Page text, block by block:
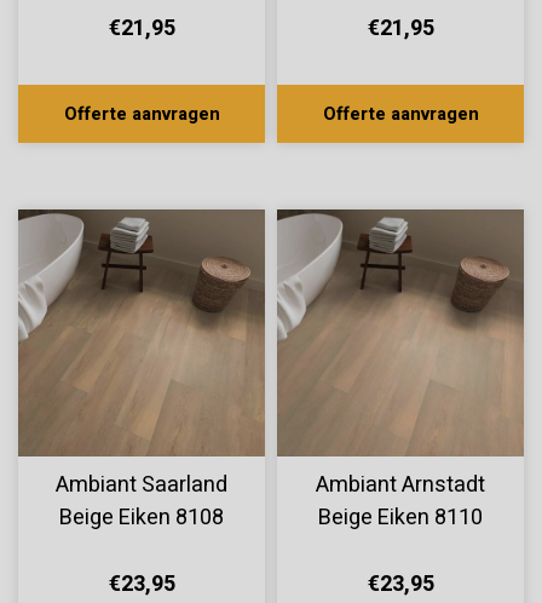
€21,95
Offerte aanvragen
€21,95
Offerte aanvragen
Ambiant Saarland
Beige Eiken 8108
€23,95
Ambiant Arnstadt
Beige Eiken 8110
€23,95